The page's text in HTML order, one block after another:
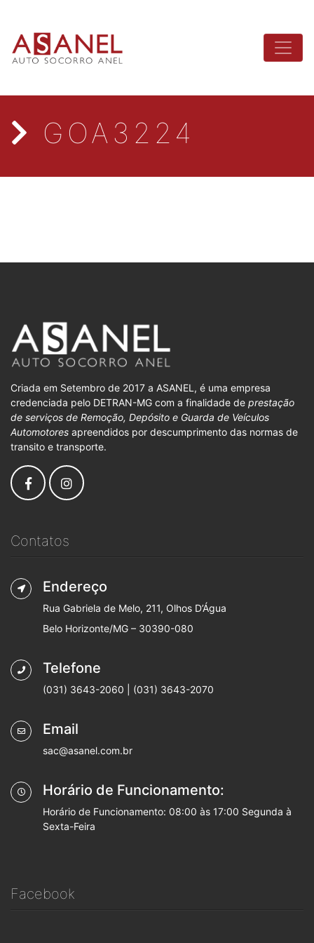
GOA3224
Criada em Setembro de 2017 a ASANEL, é uma empresa
credenciada pelo DETRAN-MG com a finalidade de prestação
de serviços de Remoção, Depósito e Guarda de Veículos
Automotores apreendidos por descumprimento das normas de
transito e transporte.
Contatos
Endereço
Rua Gabriela de Melo, 211, Olhos D’Água
Belo Horizonte/MG – 30390-080
Telefone
(031) 3643-2060 | (031) 3643-2070
Email
sac@asanel.com.br
Horário de Funcionamento:
Horário de Funcionamento: 08:00 às 17:00 Segunda à
Sexta-Feira
Facebook